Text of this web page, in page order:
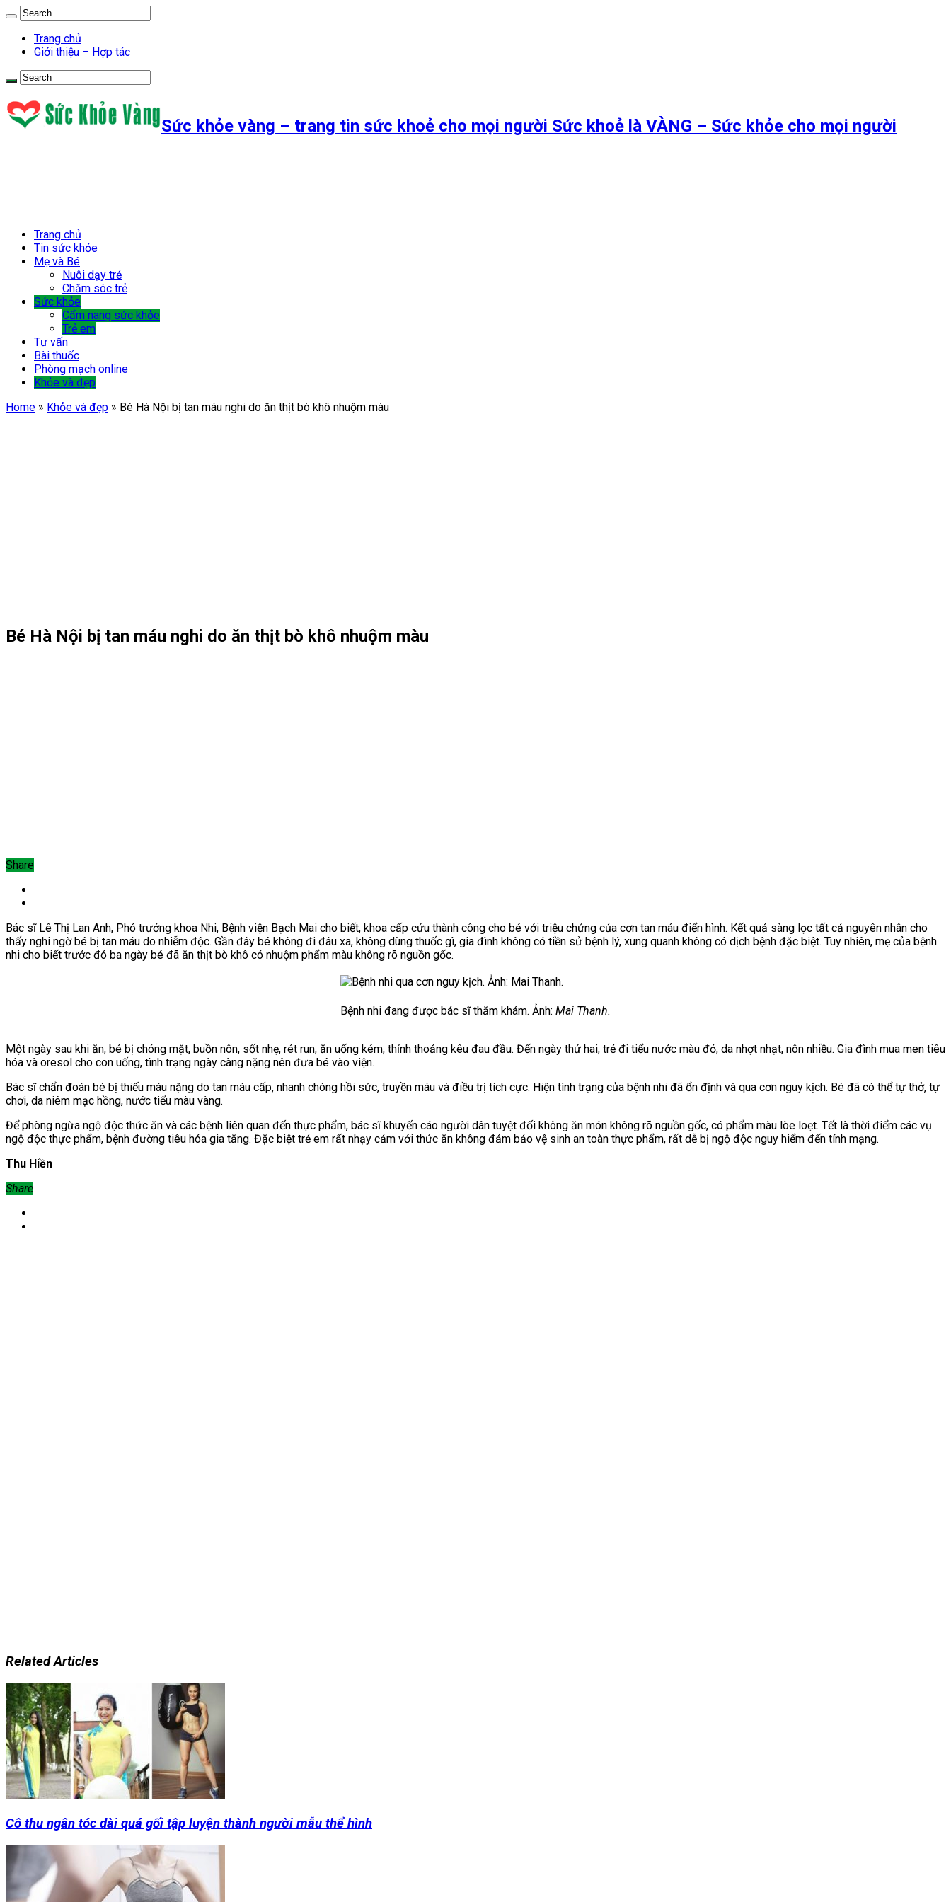
Trang chủ
Giới thiệu – Hợp tác
Sức khỏe vàng – trang tin sức khoẻ cho mọi người Sức khoẻ là VÀNG – Sức khỏe cho mọi người
Trang chủ
Tin sức khỏe
Mẹ và Bé
Nuôi dạy trẻ
Chăm sóc trẻ
Sức khỏe
Cẩm nang sức khỏe
Trẻ em
Tư vấn
Bài thuốc
Phòng mạch online
Khỏe và đẹp
Home » Khỏe và đẹp » Bé Hà Nội bị tan máu nghi do ăn thịt bò khô nhuộm màu
Bé Hà Nội bị tan máu nghi do ăn thịt bò khô nhuộm màu
Share
Bác sĩ Lê Thị Lan Anh, Phó trưởng khoa Nhi, Bệnh viện Bạch Mai cho biết, khoa cấp cứu thành công cho bé với triệu chứng của cơn tan máu điển hình. Kết quả sàng lọc tất cả nguyên nhân cho
thấy nghi ngờ bé bị tan máu do nhiễm độc. Gần đây bé không đi đâu xa, không dùng thuốc gì, gia đình không có tiền sử bệnh lý, xung quanh không có dịch bệnh đặc biệt. Tuy nhiên, mẹ của bệnh
nhi cho biết trước đó ba ngày bé đã ăn thịt bò khô có nhuộm phẩm màu không rõ nguồn gốc.
Bệnh nhi đang được bác sĩ thăm khám. Ảnh: Mai Thanh.
Một ngày sau khi ăn, bé bị chóng mặt, buồn nôn, sốt nhẹ, rét run, ăn uống kém, thỉnh thoảng kêu đau đầu. Đến ngày thứ hai, trẻ đi tiểu nước màu đỏ, da nhợt nhạt, nôn nhiều. Gia đình mua men tiêu
hóa và oresol cho con uống, tình trạng ngày càng nặng nên đưa bé vào viện.
Bác sĩ chẩn đoán bé bị thiếu máu nặng do tan máu cấp, nhanh chóng hồi sức, truyền máu và điều trị tích cực. Hiện tình trạng của bệnh nhi đã ổn định và qua cơn nguy kịch. Bé đã có thể tự thở, tự
chơi, da niêm mạc hồng, nước tiểu màu vàng.
Để phòng ngừa ngộ độc thức ăn và các bệnh liên quan đến thực phẩm, bác sĩ khuyến cáo người dân tuyệt đối không ăn món không rõ nguồn gốc, có phẩm màu lòe loẹt. Tết là thời điểm các vụ
ngộ độc thực phẩm, bệnh đường tiêu hóa gia tăng. Đặc biệt trẻ em rất nhạy cảm với thức ăn không đảm bảo vệ sinh an toàn thực phẩm, rất dễ bị ngộ độc nguy hiểm đến tính mạng.
Thu Hiền
Share
Related Articles
Cô thu ngân tóc dài quá gối tập luyện thành người mẫu thể hình